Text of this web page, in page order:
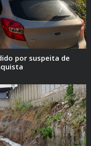
por suspeita de